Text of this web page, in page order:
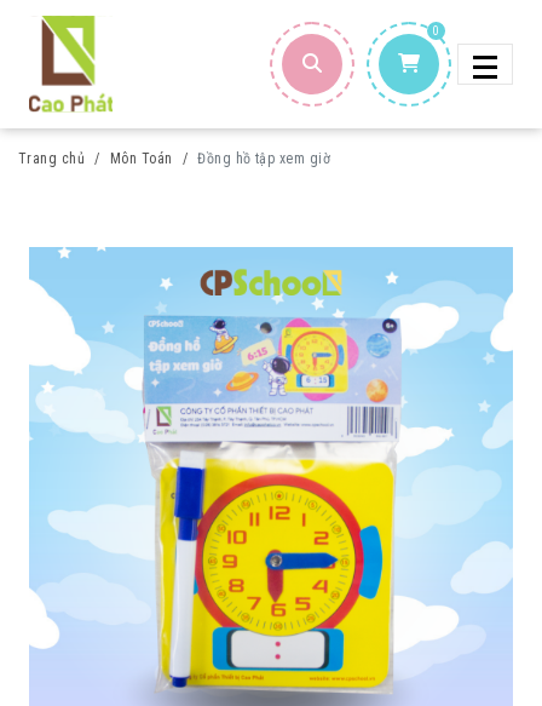
0
Trang chủ Môn Toán Đồng hồ tập xem giờ